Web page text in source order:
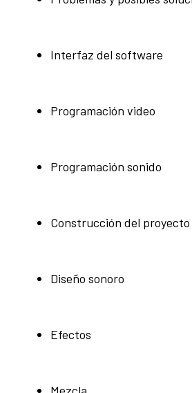
Interfaz del software
Programación video
Programación sonido
Construcción del proyecto
Diseño sonoro
Efectos